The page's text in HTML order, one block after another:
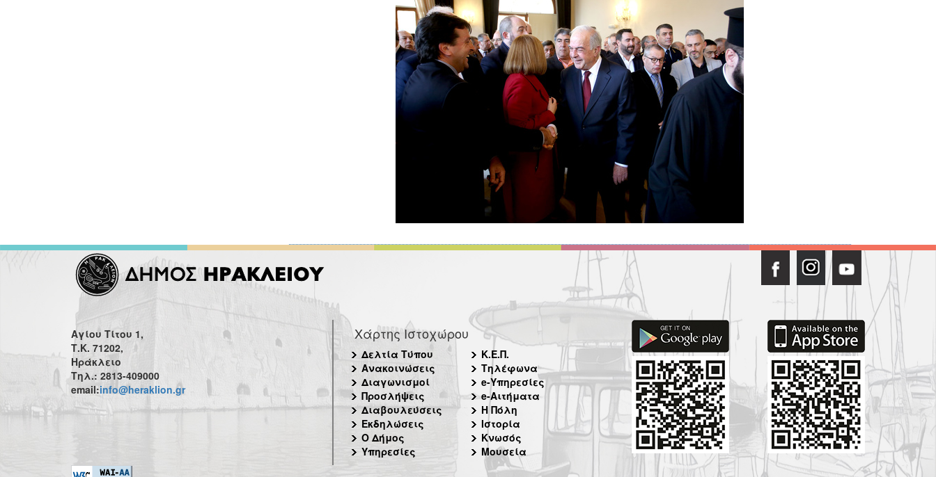
Αγίου Τίτου 1,
Τ.Κ. 71202,
Ηράκλειο
Τηλ.: 2813-409000
email:info@heraklion.gr
Χάρτης Ιστοχώρου
Δελτία Τύπου
Ανακοινώσεις
Διαγωνισμοί
Προσλήψεις
Διαβουλεύσεις
Εκδηλώσεις
Ο Δήμος
Υπηρεσίες
Κ.Ε.Π.
Τηλέφωνα
e-Υπηρεσίες
e-Αιτήματα
Η Πόλη
Ιστορία
Κνωσός
Μουσεία